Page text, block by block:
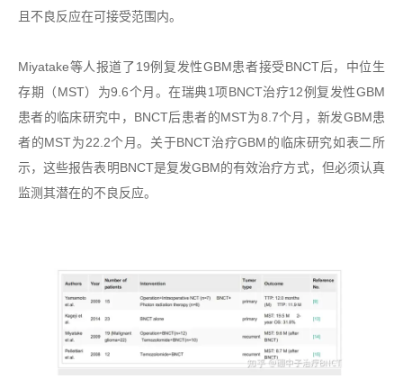
且不良反应在可接受范围内。
Miyatake等人报道了19例复发性GBM患者接受BNCT后，中位生
存期（MST）为9.6个月。在瑞典1项BNCT治疗12例复发性GBM
患者的临床研究中，BNCT后患者的MST为8.7个月，新发GBM患
者的MST为22.2个月。关于BNCT治疗GBM的临床研究如表二所
示，这些报告表明BNCT是复发GBM的有效治疗方式，但必须认真
监测其潜在的不良反应。